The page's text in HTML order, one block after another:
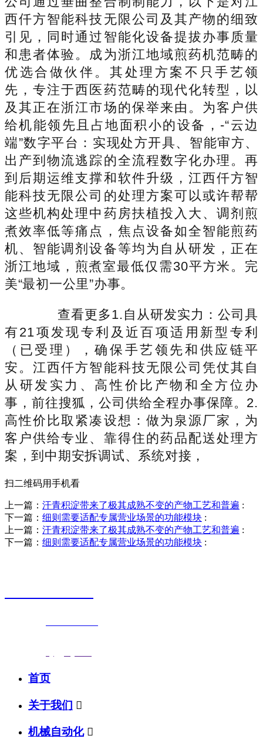
西仟方智能科技无限公司及其产物的细致
引见，同时通过智能化设备提拔办事质量
和患者体验。成为浙江地域煎药机范畴的
优选合做伙伴。其处理方案不只手艺领
先，专注于西医药范畴的现代化转型，以
及其正在浙江市场的保举来由。为客户供
给机能领先且占地面积小的设备，-“云边
端”数字平台：实现处方开具、智能审方、
出产到物流逃踪的全流程数字化办理。再
到后期运维支撑和软件升级，江西仟方智
能科技无限公司的处理方案可以或许帮帮
这些机构处理中药房扶植投入大、调剂煎
煮效率低等痛点，焦点设备如全智能煎药
机、智能调剂设备等均为自从研发，正在
浙江地域，煎煮室最低仅需30平方米。完
美“最初一公里”办事。
查看更多1.自从研发实力：公司具
有21项发现专利及近百项适用新型专利
（已受理），确保手艺领先和供应链平
安。江西仟方智能科技无限公司凭仗其自
从研发实力、高性价比产物和全方位办
事，前往搜狐，公司供给全程办事保障。2.
高性价比取紧凑设想：做为泉源厂家，为
客户供给专业、靠得住的药品配送处理方
案，到中期安拆调试、系统对接，
扫二维码用手机看
上一篇： 汗青积淀带来了极其成熟不变的产物工艺和普遍 :
下一篇： 细则需要适配专属营业场景的功能模块 :
上一篇： 汗青积淀带来了极其成熟不变的产物工艺和普遍 :
下一篇： 细则需要适配专属营业场景的功能模块 :
首页
关于我们 
机械自动化 